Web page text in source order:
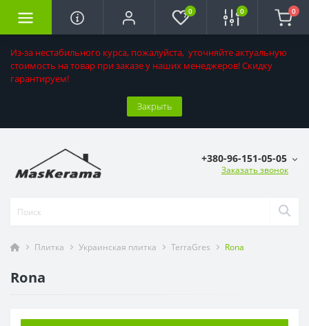
Из-за нестабильного курса, пожалуйста, уточняйте актуальную
стоимость на товар при заказе у наших менеджеров! Скидку
гарантируем!
Закрыть
0 0 0
+380-96-151-05-05
Заказать звонок
Плитка Украинская плитка TerraGres Rona
Rona